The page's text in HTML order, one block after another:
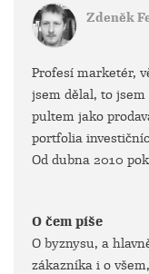
Zdeněk
Profesí marketér,
jsem dělal, to
pultem jako
portfolia
Od dubna 2010
O čem píše
O byznysu, a
zákazníka i o